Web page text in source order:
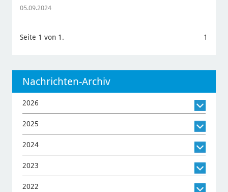
05.09.2024
Seite 1 von 1. 1
Nachrichten-Archiv
2026
2025
2024
2023
2022